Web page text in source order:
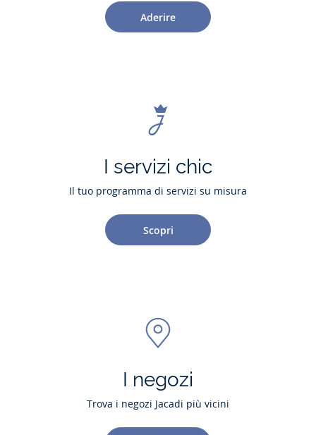
Aderire
I servizi chic
Il tuo programma di servizi su misura
Scopri
I negozi
Trova i negozi Jacadi più vicini